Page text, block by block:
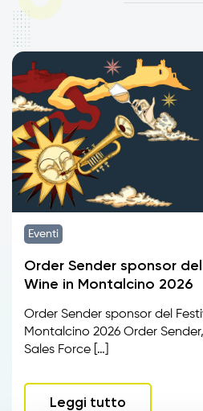
Eventi
Order Sender sponsor
Wine in Montalcino 2026
Order Sender sponsor del
Montalcino 2026 Order
Sales Force […]
Leggi tutto